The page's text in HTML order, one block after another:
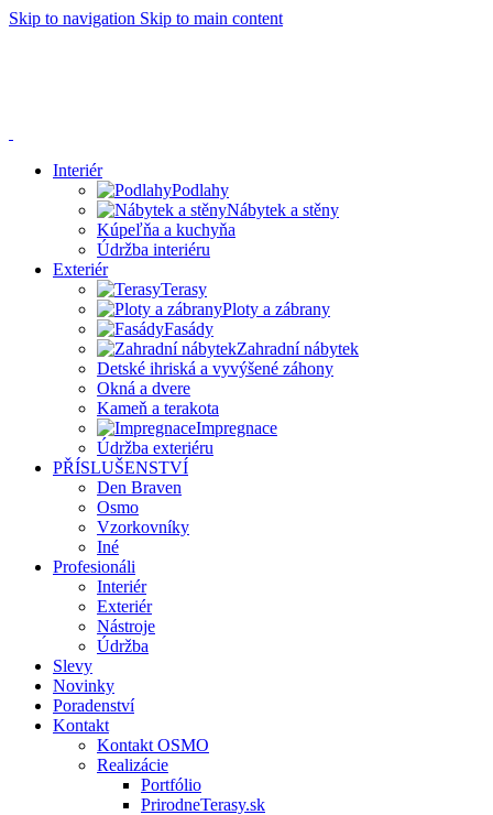
Skip to navigation Skip to main content
Interiér
Podlahy
Nábytek a stěny
Kúpeľňa a kuchyňa
Údržba interiéru
Exteriér
Terasy
Ploty a zábrany
Fasády
Zahradní nábytek
Detské ihriská a vyvýšené záhony
Okná a dvere
Kameň a terakota
Impregnace
Údržba exteriéru
PŘÍSLUŠENSTVÍ
Den Braven
Osmo
Vzorkovníky
Iné
Profesionáli
Interiér
Exteriér
Nástroje
Údržba
Slevy
Novinky
Poradenství
Kontakt
Kontakt OSMO
Realizácie
Portfólio
PrirodneTerasy.sk